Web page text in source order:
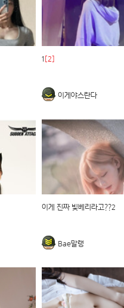
1 [2]
이게야스란다
이게 진짜 빛베리라고??2
Bae말랭